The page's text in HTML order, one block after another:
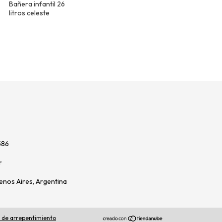
Bañera infantil 26
litros celeste
Aires, Argentina
de arrepentimiento